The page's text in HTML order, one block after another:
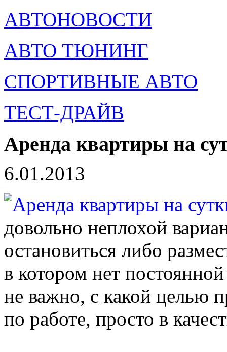
АВТОНОВОСТИ
АВТО ТЮНИНГ
СПОРТИВНЫЕ АВТО
ТЕСТ-ДРАЙВ
Аренда квартиры на
6.01.2013
довольно неплохой
остановиться либо
в котором нет
не важно, с какой целью
по работе, просто в